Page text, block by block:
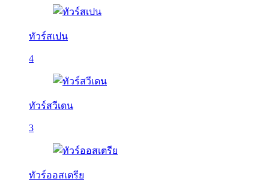
ทัวร์สเปน
4
ทัวร์สวีเดน
3
ทัวร์ออสเตรีย